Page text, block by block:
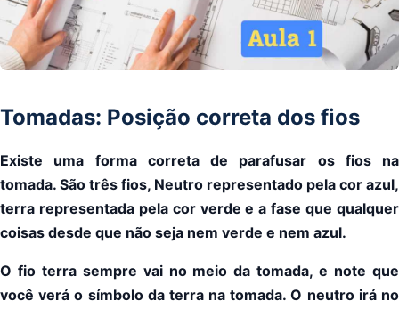
Tomadas: Posição correta dos fios
Existe uma forma correta de parafusar os fios na
tomada. São três fios, Neutro representado pela cor azul,
terra representada pela cor verde e a fase que qualquer
coisas desde que não seja nem verde e nem azul.
O fio terra sempre vai no meio da tomada, e note que
você verá o símbolo da terra na tomada. O neutro irá no